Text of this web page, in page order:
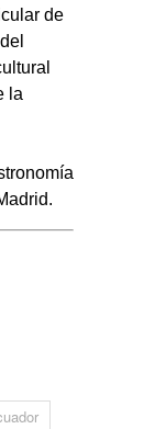
de
la